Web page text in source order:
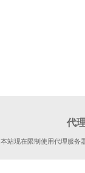
代
本站现在限制使用代理服务